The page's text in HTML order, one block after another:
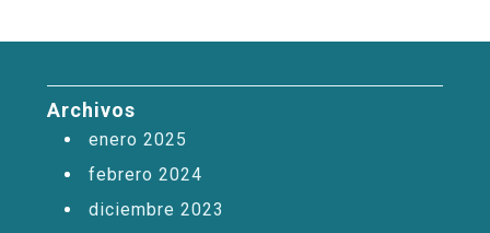
Archivos
enero 2025
febrero 2024
diciembre 2023